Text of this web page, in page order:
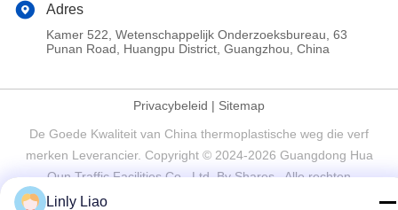
Adres
Kamer 522, Wetenschappelijk Onderzoeksbureau, 63
Punan Road, Huangpu District, Guangzhou, China
Privacybeleid | Sitemap
De Goede Kwaliteit van China thermoplastische weg die verf
merken Leverancier. Copyright © 2024-2026 Guangdong Hua
Qun Traffic Facilities Co., Ltd. By Shares . Alle rechten
Linly Liao